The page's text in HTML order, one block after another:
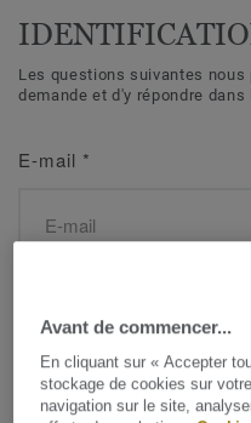
Les questions suivantes
demande et d'y répondre
E-mail *
Prénom *
Avant de commencer...
En cliquant sur « Accepter
stockage de cookies sur
navigation sur le site,